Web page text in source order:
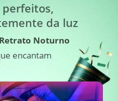
encantam
Noturno
da luz